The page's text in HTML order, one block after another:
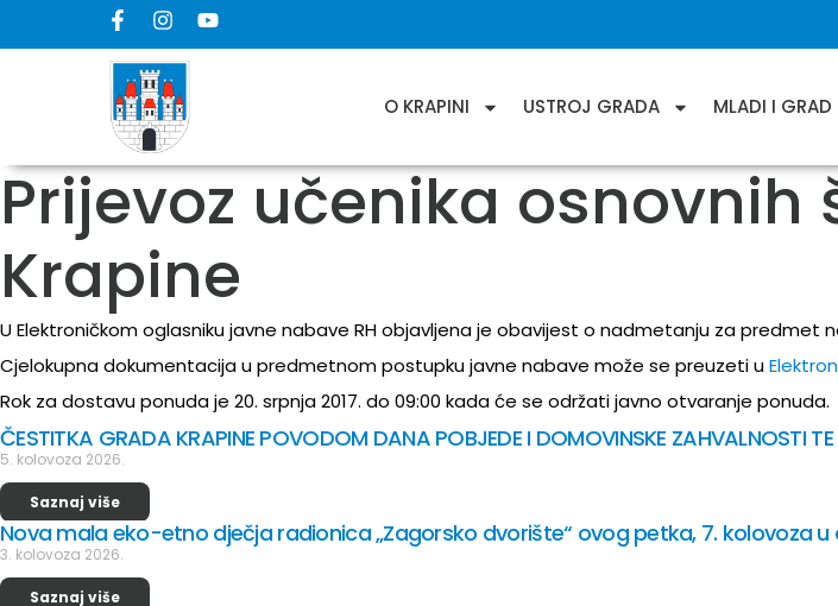
O KRAPINI USTROJ GRADA MLADI I GRAD
Prijevoz učenika
Krapine
U Elektroničkom oglasniku javne nabave RH objavljena je obavijest o nadmetanju za predmet
Cjelokupna dokumentacija u predmetnom postupku javne nabave može se preuzeti u
Rok za dostavu ponuda je 20. srpnja 2017. do 09:00 kada će se održati javno otvaranje ponuda.
ČESTITKA GRADA KRAPINE POVODOM DANA POBJEDE I DOMOVINSKE ZAHVALNOSTI
5. kolovoza 2026.
Saznaj više
Nova mala eko-etno dječja radionica „Zagorsko dvorište“ ovog petka, 7. kolovoza
3. kolovoza 2026.
Saznaj više